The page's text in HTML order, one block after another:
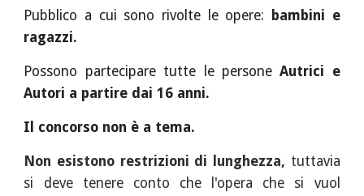
Pubblico a cui sono rivolte le opere: bambini e
ragazzi.
Possono partecipare tutte le personeAutrici e
Autori a partire dai 16 anni.
Il concorso non è a tema.
Non esistono restrizioni di lunghezza, tuttavia
si deve tenere conto che l'opera che si vuol